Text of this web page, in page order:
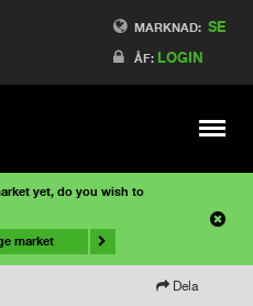
MARKNAD: SE
ÅF: LOGIN
Meny
yet, do you wish to
market
Dela